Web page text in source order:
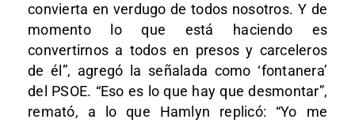
convierta en verdugo de todos nosotros. Y de
momento lo que está haciendo es
convertirnos a todos en presos y carceleros
de él”, agregó la señalada como ‘fontanera’
del PSOE. “Eso es lo que hay que desmontar”,
remató, a lo que Hamlyn replicó: “Yo me